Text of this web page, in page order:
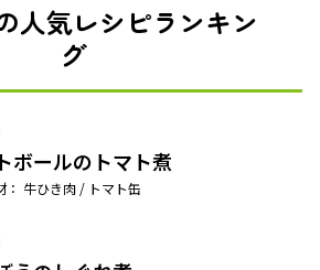
人気レシピランキン
グ
ボールのトマト煮
： 牛ひき肉 / トマト缶